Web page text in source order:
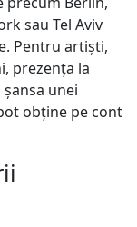
sau Tel Aviv
Pentru artiști,
prezența la
unei
obține pe cont